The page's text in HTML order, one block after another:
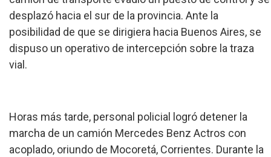
desplazó hacia el sur de la provincia. Ante la
posibilidad de que se dirigiera hacia Buenos Aires, se
dispuso un operativo de intercepción sobre la traza
vial.
Horas más tarde, personal policial logró detener la
marcha de un camión Mercedes Benz Actros con
acoplado, oriundo de Mocoretá, Corrientes. Durante la